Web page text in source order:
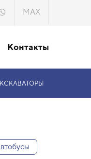
MAX
Контакты